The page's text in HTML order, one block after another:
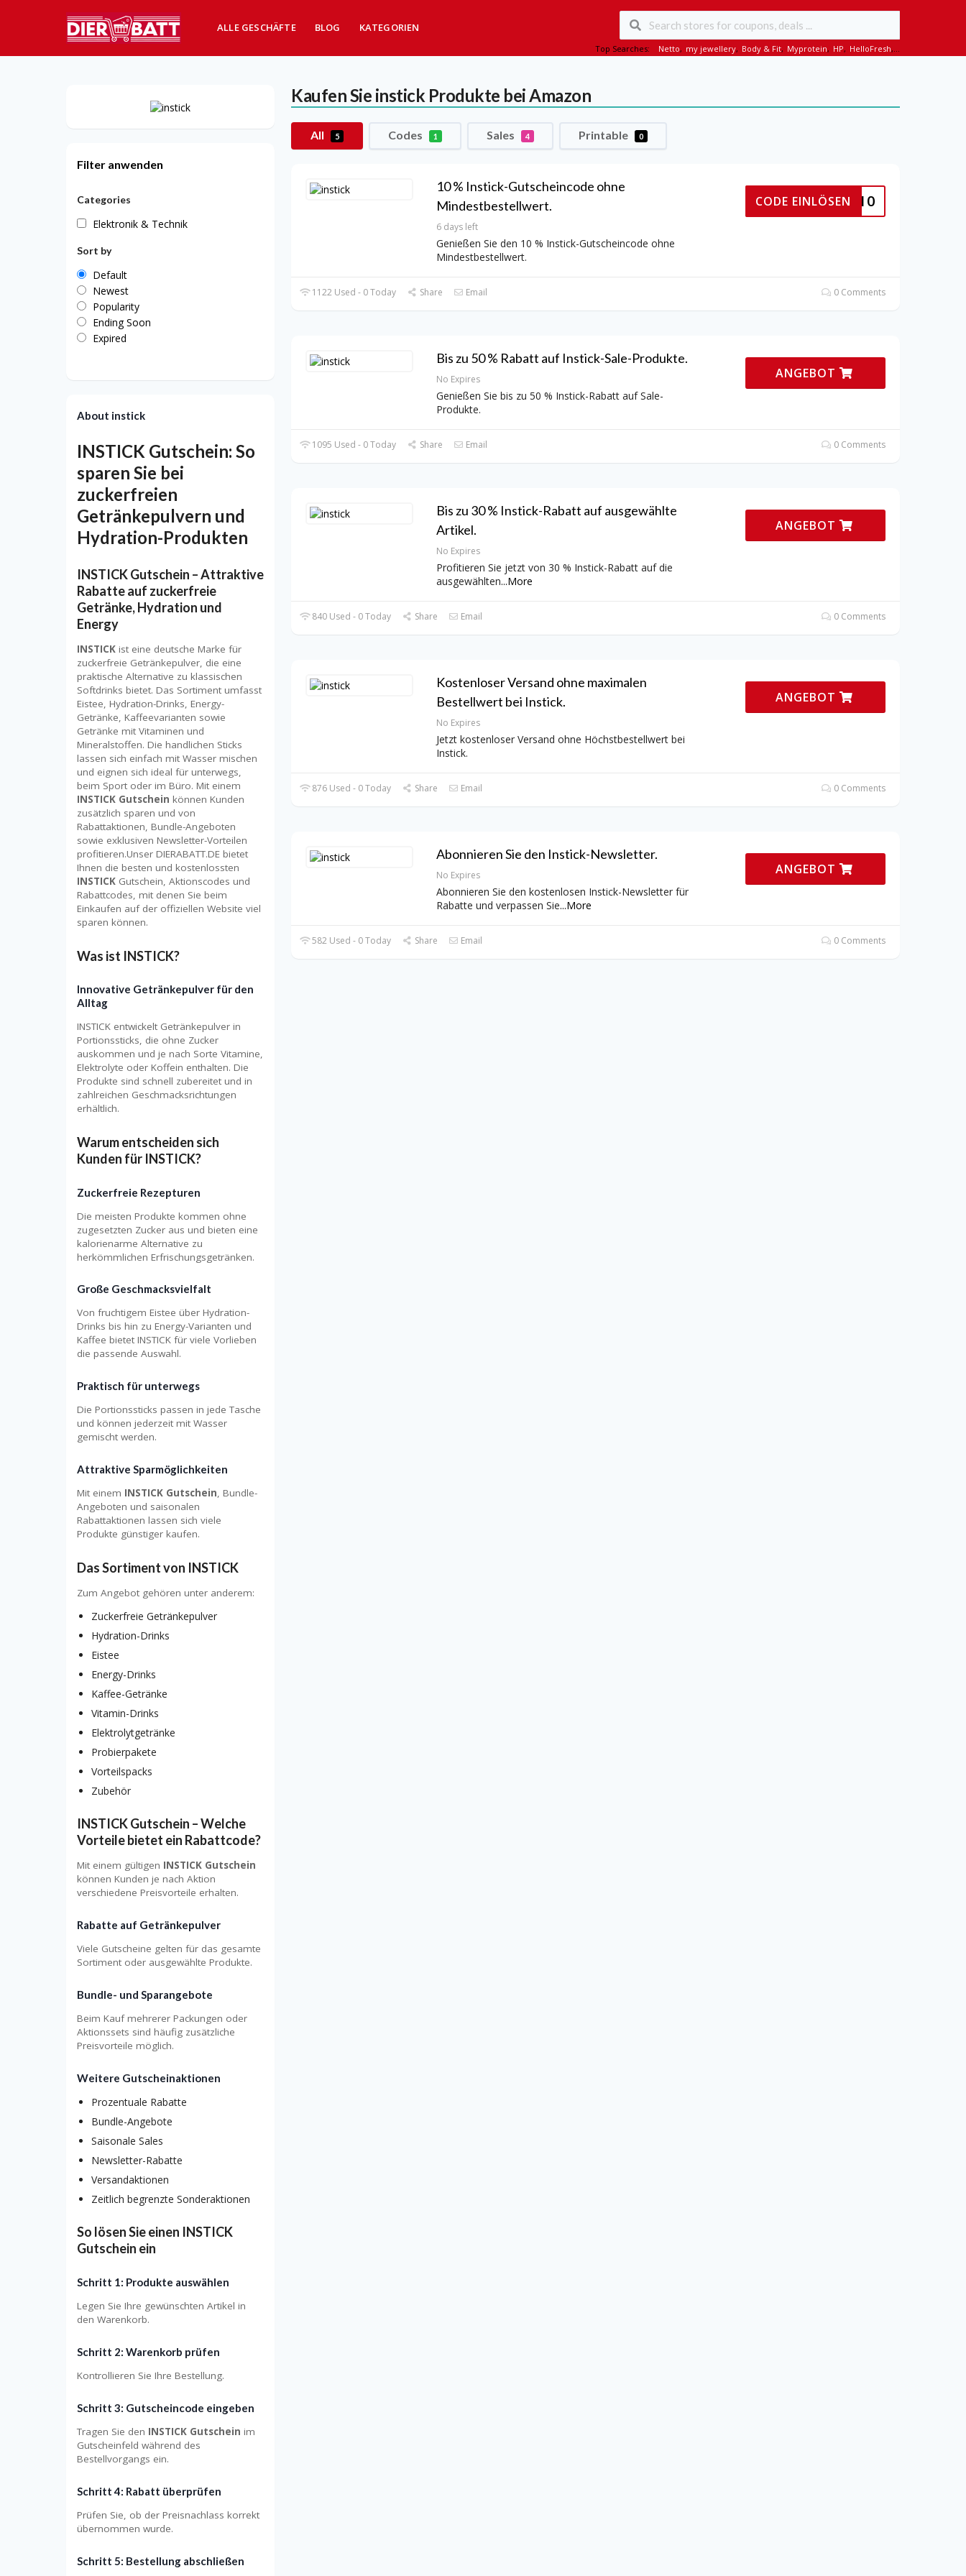
ALLE GESCHÄFTE BLOG KATEGORIEN
Top Searches: Netto, my jewellery, Body & Fit, Myprotein, HP, HelloFresh,...
Kaufen Sie instick Produkte bei Amazon
All 5 Codes 1 Sales 4 Printable 0
10 % Instick-Gutscheincode ohne
Mindestbestellwert.
6 days left
Genießen Sie den 10 % Instick-Gutscheincode ohne
Mindestbestellwert.
NSTICK10
CODE EINLÖSEN
1122 Used - 0 Today Share Email 0 Comments
Bis zu 50 % Rabatt auf Instick-Sale-Produkte.
No Expires
Genießen Sie bis zu 50 % Instick-Rabatt auf Sale-
Produkte.
ANGEBOT
1095 Used - 0 Today Share Email 0 Comments
Bis zu 30 % Instick-Rabatt auf ausgewählte
Artikel.
No Expires
Profitieren Sie jetzt von 30 % Instick-Rabatt auf die
ausgewählten...More
ANGEBOT
840 Used - 0 Today Share Email 0 Comments
Kostenloser Versand ohne maximalen
Bestellwert bei Instick.
No Expires
Jetzt kostenloser Versand ohne Höchstbestellwert bei
Instick.
ANGEBOT
876 Used - 0 Today Share Email 0 Comments
Abonnieren Sie den Instick-Newsletter.
No Expires
Abonnieren Sie den kostenlosen Instick-Newsletter für
Rabatte und verpassen Sie...More
ANGEBOT
582 Used - 0 Today Share Email 0 Comments
Filter anwenden
Categories
Elektronik & Technik
Sort by
Default
Newest
Popularity
Ending Soon
Expired
About instick
INSTICK Gutschein: So
sparen Sie bei
zuckerfreien
Getränkepulvern und
Hydration-Produkten
INSTICK Gutschein – Attraktive
Rabatte auf zuckerfreie
Getränke, Hydration und
Energy
INSTICK ist eine deutsche Marke für
zuckerfreie Getränkepulver, die eine
praktische Alternative zu klassischen
Softdrinks bietet. Das Sortiment umfasst
Eistee, Hydration-Drinks, Energy-
Getränke, Kaffeevarianten sowie
Getränke mit Vitaminen und
Mineralstoffen. Die handlichen Sticks
lassen sich einfach mit Wasser mischen
und eignen sich ideal für unterwegs,
beim Sport oder im Büro. Mit einem
INSTICK Gutschein können Kunden
zusätzlich sparen und von
Rabattaktionen, Bundle-Angeboten
sowie exklusiven Newsletter-Vorteilen
profitieren.Unser DIERABATT.DE bietet
Ihnen die besten und kostenlossten
INSTICK Gutschein, Aktionscodes und
Rabattcodes, mit denen Sie beim
Einkaufen auf der offiziellen Website viel
sparen können.
Was ist INSTICK?
Innovative Getränkepulver für den
Alltag
INSTICK entwickelt Getränkepulver in
Portionssticks, die ohne Zucker
auskommen und je nach Sorte Vitamine,
Elektrolyte oder Koffein enthalten. Die
Produkte sind schnell zubereitet und in
zahlreichen Geschmacksrichtungen
erhältlich.
Warum entscheiden sich
Kunden für INSTICK?
Zuckerfreie Rezepturen
Die meisten Produkte kommen ohne
zugesetzten Zucker aus und bieten eine
kalorienarme Alternative zu
herkömmlichen Erfrischungsgetränken.
Große Geschmacksvielfalt
Von fruchtigem Eistee über Hydration-
Drinks bis hin zu Energy-Varianten und
Kaffee bietet INSTICK für viele Vorlieben
die passende Auswahl.
Praktisch für unterwegs
Die Portionssticks passen in jede Tasche
und können jederzeit mit Wasser
gemischt werden.
Attraktive Sparmöglichkeiten
Mit einem INSTICK Gutschein, Bundle-
Angeboten und saisonalen
Rabattaktionen lassen sich viele
Produkte günstiger kaufen.
Das Sortiment von INSTICK
Zum Angebot gehören unter anderem:
Zuckerfreie Getränkepulver
Hydration-Drinks
Eistee
Energy-Drinks
Kaffee-Getränke
Vitamin-Drinks
Elektrolytgetränke
Probierpakete
Vorteilspacks
Zubehör
INSTICK Gutschein – Welche
Vorteile bietet ein Rabattcode?
Mit einem gültigen INSTICK Gutschein
können Kunden je nach Aktion
verschiedene Preisvorteile erhalten.
Rabatte auf Getränkepulver
Viele Gutscheine gelten für das gesamte
Sortiment oder ausgewählte Produkte.
Bundle- und Sparangebote
Beim Kauf mehrerer Packungen oder
Aktionssets sind häufig zusätzliche
Preisvorteile möglich.
Weitere Gutscheinaktionen
Prozentuale Rabatte
Bundle-Angebote
Saisonale Sales
Newsletter-Rabatte
Versandaktionen
Zeitlich begrenzte Sonderaktionen
So lösen Sie einen INSTICK
Gutschein ein
Schritt 1: Produkte auswählen
Legen Sie Ihre gewünschten Artikel in
den Warenkorb.
Schritt 2: Warenkorb prüfen
Kontrollieren Sie Ihre Bestellung.
Schritt 3: Gutscheincode eingeben
Tragen Sie den INSTICK Gutschein im
Gutscheinfeld während des
Bestellvorgangs ein.
Schritt 4: Rabatt überprüfen
Prüfen Sie, ob der Preisnachlass korrekt
übernommen wurde.
Schritt 5: Bestellung abschließen